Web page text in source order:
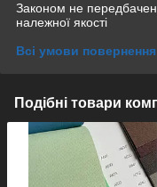
Законом не
належної якості
Всі умови повернення
Подібні товари